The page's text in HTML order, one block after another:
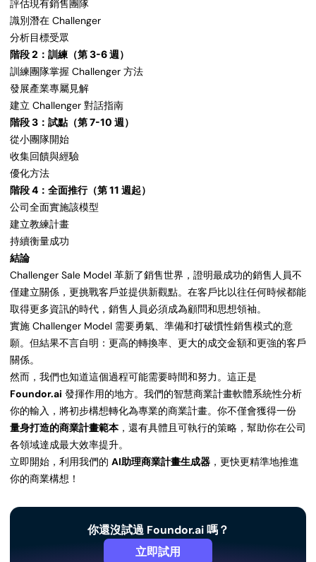
評估現有銷售團隊
識別潛在 Challenger
分析目標受眾
階段 2：訓練（第 3-6 週）
訓練團隊掌握 Challenger 方法
發展產業專屬見解
建立 Challenger 對話指南
階段 3：試點（第 7-10 週）
從小團隊開始
收集回饋與經驗
優化方法
階段 4：全面推行（第 11 週起）
公司全面實施該模型
建立教練計畫
持續衡量成功
結論
Challenger Sale Model 革新了銷售世界，證明最成功的銷售人員不
僅建立關係，更挑戰客戶並提供新觀點。在客戶比以往任何時候都能
取得更多資訊的時代，銷售人員必須成為顧問和思想領袖。
實施 Challenger Model 需要勇氣、準備和打破慣性銷售模式的意
願。但結果不言自明：更高的轉換率、更大的成交金額和更強的客戶
關係。
然而，我們也知道這個過程可能需要時間和努力。這正是
Foundor.ai 發揮作用的地方。我們的智慧商業計畫軟體系統性分析
你的輸入，將初步構想轉化為專業的商業計畫。你不僅會獲得一份
量身打造的商業計畫範本，還有具體且可執行的策略，幫助你在公司
各領域達成最大效率提升。
立即開始，利用我們的 AI助理商業計畫生成器 ，更快更精準地推進
你的商業構想！
你還沒試過 Foundor.ai 嗎？
立即試用